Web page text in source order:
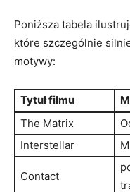
Poniższa tabela
które szczególnie
motywy:
Tytuł filmu
The Matrix
Interstellar
Contact